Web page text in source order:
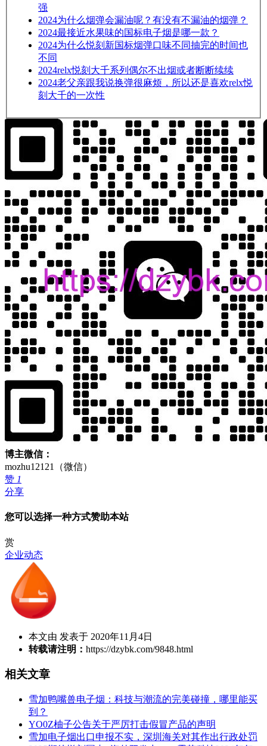
强
2024为什么烟弹会漏油呢？有没有不漏油的烟弹？
2024最接近水果味的国标电子烟是哪一款？
2024为什么悦刻新国标烟弹口味不同抽完的时间也
不同
2024relx悦刻大千系列偶尔不出烟或者断断续续
2024老父亲跟我说换弹很麻烦，所以还是喜欢relx悦
刻大千的一次性
博主微信：
mozhu12121（微信）
赞 1
分享
您可以选择一种方式赞助本站
赏
企业动态
本文由 发表于 2020年11月4日
转载请注明： https://dzybk.com/9848.html
相关文章
雪加鸭嘴兽电子烟：科技与潮流的完美碰撞，哪里能买
到？
YO0Z柚子公告关于严厉打击假冒产品的声明
雪加电子烟出口申报不实，深圳海关对其作出行政处罚